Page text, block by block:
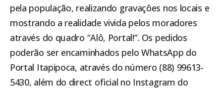
pela população, realizando gravações nos locais e
mostrando a realidade vivida pelos moradores
através do quadro “Alô, Portal!”. Os pedidos
poderão ser encaminhados pelo WhatsApp do
Portal Itapipoca, através do número (88) 99613-
5430, além do direct oficial no Instagram do